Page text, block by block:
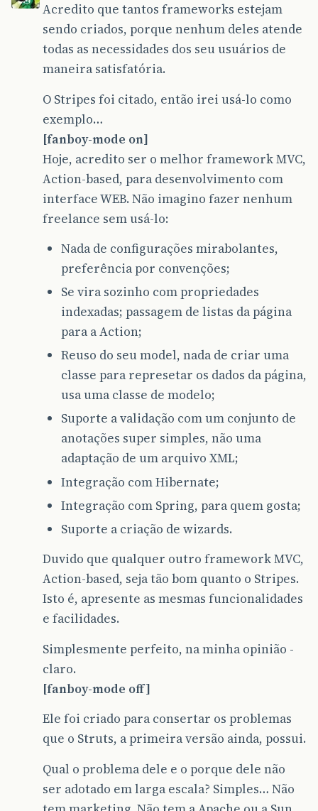
Acredito que tantos frameworks estejam
sendo criados, porque nenhum deles atende
todas as necessidades dos seu usuários de
maneira satisfatória.
O Stripes foi citado, então irei usá-lo como
exemplo…
[fanboy-mode on]
Hoje, acredito ser o melhor framework MVC,
Action-based, para desenvolvimento com
interface WEB. Não imagino fazer nenhum
freelance sem usá-lo:
Nada de configurações mirabolantes,
preferência por convenções;
Se vira sozinho com propriedades
indexadas; passagem de listas da página
para a Action;
Reuso do seu model, nada de criar uma
classe para represetar os dados da página,
usa uma classe de modelo;
Suporte a validação com um conjunto de
anotações super simples, não uma
adaptação de um arquivo XML;
Integração com Hibernate;
Integração com Spring, para quem gosta;
Suporte a criação de wizards.
Duvido que qualquer outro framework MVC,
Action-based, seja tão bom quanto o Stripes.
Isto é, apresente as mesmas funcionalidades
e facilidades.
Simplesmente perfeito, na minha opinião -
claro.
[fanboy-mode off]
Ele foi criado para consertar os problemas
que o Struts, a primeira versão ainda, possui.
Qual o problema dele e o porque dele não
ser adotado em larga escala? Simples… Não